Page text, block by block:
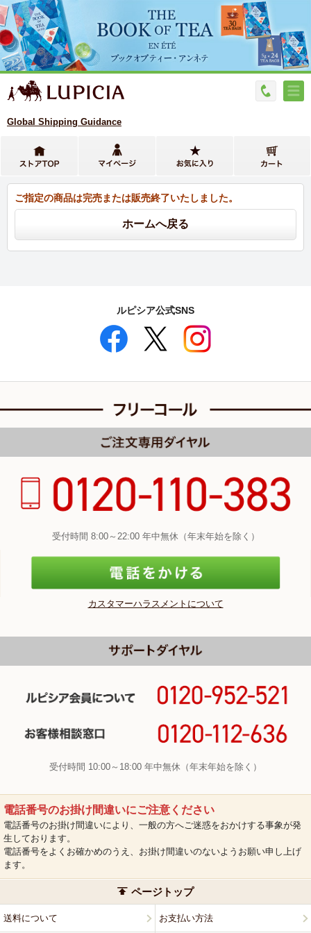
Global Shipping Guidance
ご指定の商品は完売または販売終了いたしました。
ルピシア公式SNS
受付時間 8:00～22:00 年中無休（年末年始を除く）
カスタマーハラスメントについて
受付時間 10:00～18:00 年中無休（年末年始を除く）
電話番号のお掛け間違いにご注意ください
電話番号のお掛け間違いにより、一般の方へご迷惑をおかけする事象が発
生しております。
電話番号をよくお確かめのうえ、お掛け間違いのないようお願い申し上げ
ます。
ページトップ
送料について お支払い方法